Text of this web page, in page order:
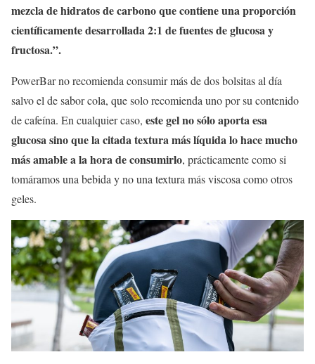
mezcla de hidratos de carbono que contiene una proporción
científicamente desarrollada 2:1 de fuentes de glucosa y
fructosa.”.
PowerBar no recomienda consumir más de dos bolsitas al día
salvo el de sabor cola, que solo recomienda uno por su contenido
de cafeína. En cualquier caso, este gel no sólo aporta esa
glucosa sino que la citada textura más líquida lo hace mucho
más amable a la hora de consumirlo, prácticamente como si
tomáramos una bebida y no una textura más viscosa como otros
geles.